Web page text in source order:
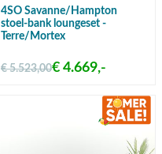
4SO Savanne/Hampton
stoel-bank loungeset -
Terre/Mortex
€ 5.523,00€ 4.669,-